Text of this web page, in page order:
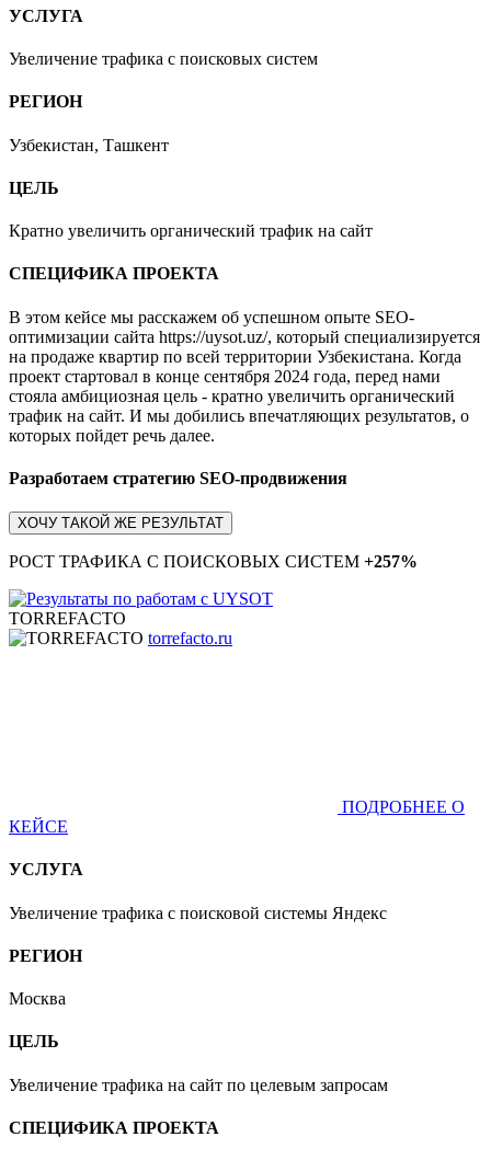
УСЛУГА
Увеличение трафика с поисковых систем
РЕГИОН
Узбекистан, Ташкент
ЦЕЛЬ
Кратно увеличить органический трафик на сайт
СПЕЦИФИКА ПРОЕКТА
В этом кейсе мы расскажем об успешном опыте SEO-
оптимизации сайта https://uysot.uz/, который специализируется
на продаже квартир по всей территории Узбекистана. Когда
проект стартовал в конце сентября 2024 года, перед нами
стояла амбициозная цель - кратно увеличить органический
трафик на сайт. И мы добились впечатляющих результатов, о
которых пойдет речь далее.
Разработаем стратегию SEO-продвижения
ХОЧУ ТАКОЙ ЖЕ РЕЗУЛЬТАТ
РОСТ ТРАФИКА С ПОИСКОВЫХ СИСТЕМ +257%
TORREFACTO
torrefacto.ru
ПОДРОБНЕЕ О
КЕЙСЕ
УСЛУГА
Увеличение трафика с поисковой системы Яндекс
РЕГИОН
Москва
ЦЕЛЬ
Увеличение трафика на сайт по целевым запросам
СПЕЦИФИКА ПРОЕКТА